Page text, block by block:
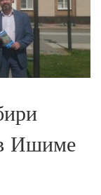
Ишиме